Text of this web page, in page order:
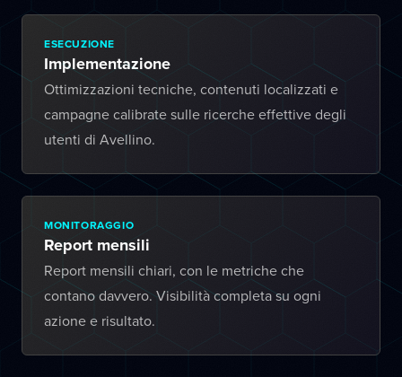
ESECUZIONE
Implementazione
Ottimizzazioni tecniche, contenuti localizzati e
campagne calibrate sulle ricerche effettive degli
utenti di Avellino.
MONITORAGGIO
Report mensili
Report mensili chiari, con le metriche che
contano davvero. Visibilità completa su ogni
azione e risultato.